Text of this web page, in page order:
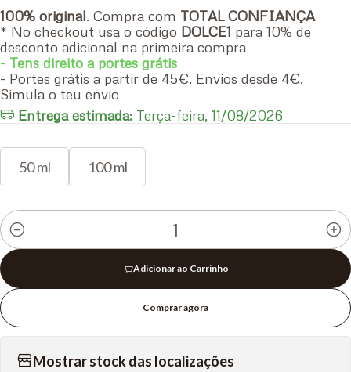
100% original. Compra com TOTAL CONFIANÇA
* No checkout usa o código DOLCE1 para 10% de
desconto adicional na primeira compra
- Tens direito a portes grátis
- Portes grátis a partir de 45€. Envios desde 4€.
Simula o teu envio
Entrega estimada: Terça-feira, 11/08/2026
50 ml 100 ml
Quantidade
Adicionar ao Carrinho
Comprar agora
Mostrar stock das localizações